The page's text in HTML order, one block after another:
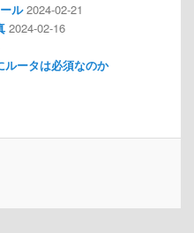
ル 2024-02-21
2024-02-16
ルータは必須なのか